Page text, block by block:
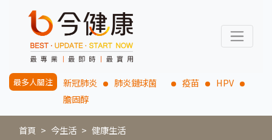
最多人關注 新冠肺炎 肺炎鏈球菌 疫苗
HPV
膽固醇
首頁 今生活 健康生活